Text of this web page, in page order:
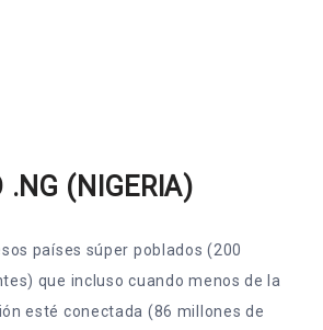
.NG (NIGERIA)
países súper poblados (200
que incluso cuando menos de la
esté conectada (86 millones de